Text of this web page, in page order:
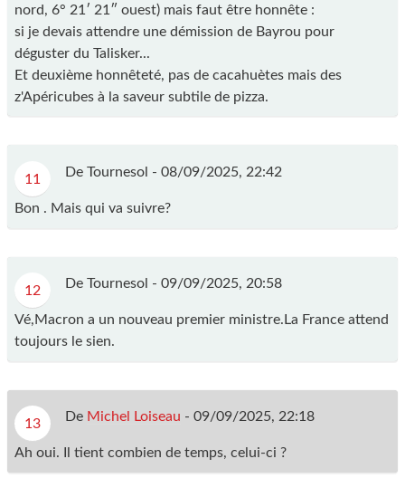
nord, 6° 21′ 21″ ouest) mais faut être honnête :
si je devais attendre une démission de Bayrou pour
déguster du Talisker...
Et deuxième honnêteté, pas de cacahuètes mais des
z'Apéricubes à la saveur subtile de pizza.
11 De Tournesol - 08/09/2025, 22:42
Bon . Mais qui va suivre?
12 De Tournesol - 09/09/2025, 20:58
Vé,Macron a un nouveau premier ministre.La France attend
toujours le sien.
13 De Michel Loiseau - 09/09/2025, 22:18
Ah oui. Il tient combien de temps, celui-ci ?